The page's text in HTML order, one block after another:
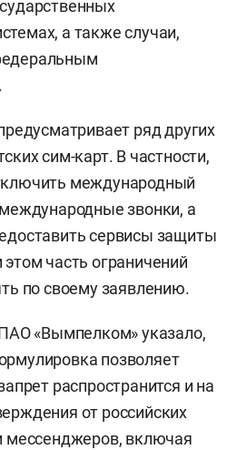
а также случаи,
ряд других
сим-карт. В частности,
международный
звонки, а
сервисы защиты
часть ограничений
по своему заявлению.
«Вымпелком» указало,
позволяет
распространится и на
от российских
мессенджеров, включая